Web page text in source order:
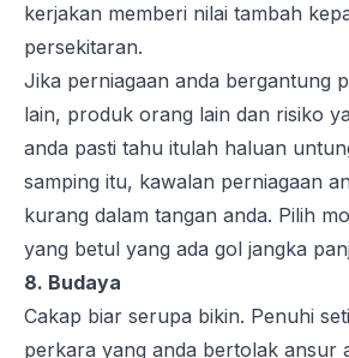
kerjakan memberi nilai tambah
persekitaran.
Jika perniagaan anda bergantung
lain, produk orang lain dan risiko
anda pasti tahu itulah haluan
samping itu, kawalan perniagaan
kurang dalam tangan anda. Pilih
yang betul yang ada gol jangka
8. Budaya
Cakap biar serupa bikin. Penuhi
perkara yang anda bertolak ansur